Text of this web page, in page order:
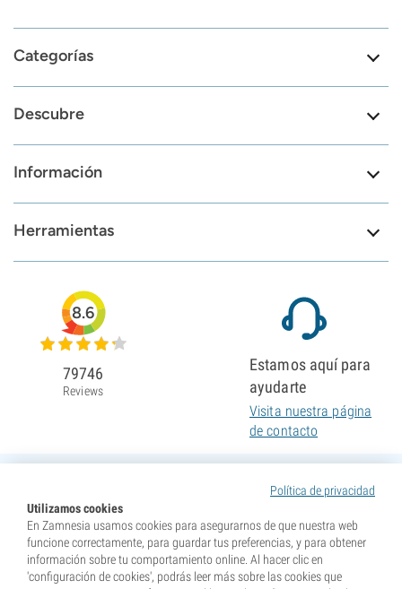
Categorías
Descubre
Información
Herramientas
Política de privacidad
Utilizamos cookies
En Zamnesia usamos cookies para asegurarnos de que nuestra web
funcione correctamente, para guardar tus preferencias, y para obtener
información sobre tu comportamiento online. Al hacer clic en
'configuración de cookies', podrás leer más sobre las cookies que
8.6
79746
Reviews
Estamos aquí para
ayudarte
Visita nuestra página
de contacto